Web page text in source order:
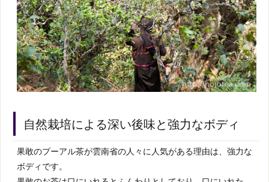
自然栽培による深い後味と強力なボディ
果敢のプーアル茶が雲南省の人々に人気がある理由は、強力な
ボディです。